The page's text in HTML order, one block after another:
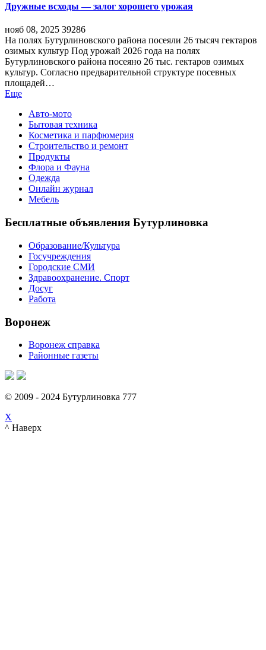
Дружные всходы — залог хорошего урожая
нояб 08, 2025 39286
На полях Бутурлиновского района посеяли 26 тысяч гектаров
озимых культур Под урожай 2026 года на полях
Бутурлиновского района посеяно 26 тыс. гектаров озимых
культур. Согласно предварительной структуре посевных
площадей…
Еще
Авто-мото
Бытовая техника
Косметика и парфюмерия
Строительство и ремонт
Продукты
Флора и Фауна
Одежда
Онлайн журнал
Мебель
Бесплатные объявления Бутурлиновка
Образование/Культура
Госучреждения
Городские СМИ
Здравоохранение. Спорт
Досуг
Работа
Воронеж
Воронеж справка
Районные газеты
© 2009 - 2024 Бутурлиновка 777
X
^ Наверх